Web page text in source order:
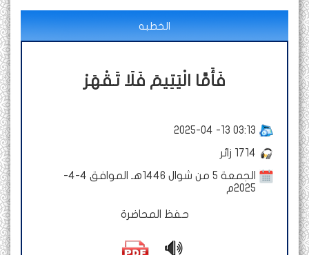
الخطبه
فَأَمَّا الْيَتِيمَ فَلَا تَقْهَرْ
2025-04 -13 03:13
1714 زائر
الجمعة 5 من شوال 1446هـ الموافق 4-4-
2025م
حفظ المحاضرة